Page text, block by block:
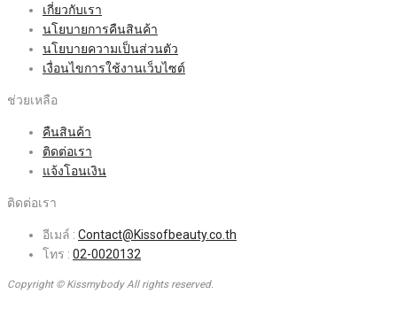
เกี่ยวกับเรา
นโยบายการคืนสินค้า
นโยบายความเป็นส่วนตัว
เงื่อนไขการใช้งานเว็บไซต์
ช่วยเหลือ
คืนสินค้า
ติดต่อเรา
แจ้งโอนเงิน
ติดต่อเรา
อีเมล์ : Contact@Kissofbeauty.co.th
โทร : 02-0020132
Copyright © Kissmybody All rights reserved.